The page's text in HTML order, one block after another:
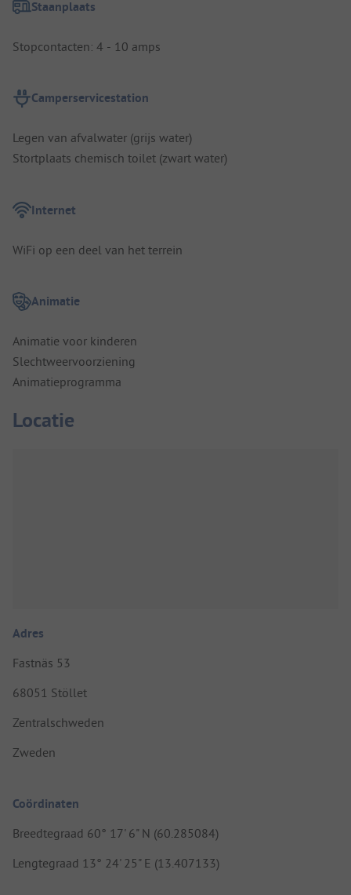
Staanplaats
Stopcontacten: 4 - 10 amps
Camperservicestation
Legen van afvalwater (grijs water)
Stortplaats chemisch toilet (zwart water)
Internet
WiFi op een deel van het terrein
Animatie
Animatie voor kinderen
Slechtweervoorziening
Animatieprogramma
Locatie
Adres
Fastnäs 53
68051 Stöllet
Zentralschweden
Zweden
Coördinaten
Breedtegraad 60° 17' 6" N (60.285084)
Lengtegraad 13° 24' 25" E (13.407133)